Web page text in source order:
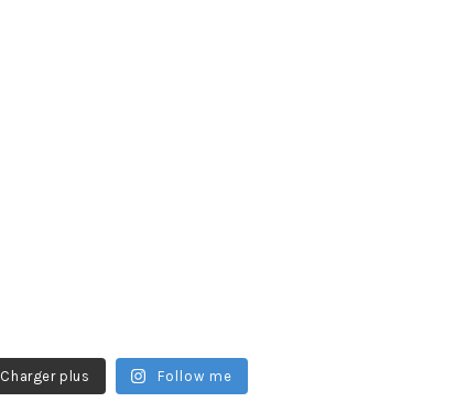
Charger plus Follow me